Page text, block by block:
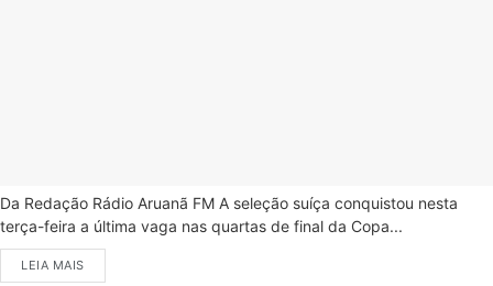
Da Redação Rádio Aruanã FM A seleção suíça conquistou nesta
terça-feira a última vaga nas quartas de final da Copa...
LEIA MAIS